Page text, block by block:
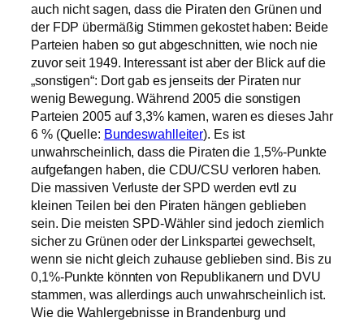
auch nicht sagen, dass die Piraten den Grünen und
der FDP übermäßig Stimmen gekostet haben: Beide
Parteien haben so gut abgeschnitten, wie noch nie
zuvor seit 1949. Interessant ist aber der Blick auf die
„sonstigen“: Dort gab es jenseits der Piraten nur
wenig Bewegung. Während 2005 die sonstigen
Parteien 2005 auf 3,3% kamen, waren es dieses Jahr
6 % (Quelle: Bundeswahlleiter). Es ist
unwahrscheinlich, dass die Piraten die 1,5%-Punkte
aufgefangen haben, die CDU/CSU verloren haben.
Die massiven Verluste der SPD werden evtl zu
kleinen Teilen bei den Piraten hängen geblieben
sein. Die meisten SPD-Wähler sind jedoch ziemlich
sicher zu Grünen oder der Linkspartei gewechselt,
wenn sie nicht gleich zuhause geblieben sind. Bis zu
0,1%-Punkte könnten von Republikanern und DVU
stammen, was allerdings auch unwahrscheinlich ist.
Wie die Wahlergebnisse in Brandenburg und